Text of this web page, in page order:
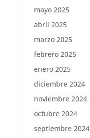
mayo 2025
abril 2025
marzo 2025
febrero 2025
enero 2025
diciembre 2024
noviembre 2024
octubre 2024
septiembre 2024